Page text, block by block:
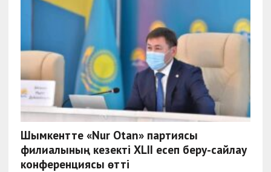
Шымкентте «Nur Otan» партиясы
филиалының кезекті XLII есеп беру-сайлау
конференциясы өтті